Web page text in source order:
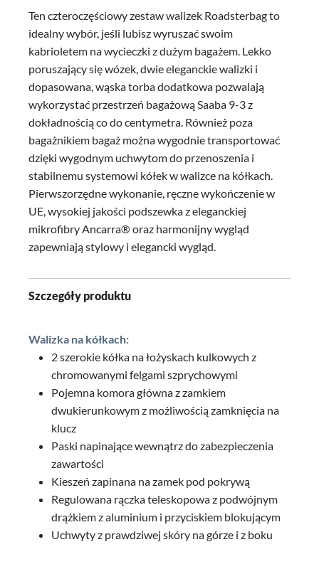
Ten czteroczęściowy zestaw walizek Roadsterbag to
idealny wybór, jeśli lubisz wyruszać swoim
kabrioletem na wycieczki z dużym bagażem. Lekko
poruszający się wózek, dwie eleganckie walizki i
dopasowana, wąska torba dodatkowa pozwalają
wykorzystać przestrzeń bagażową Saaba 9-3 z
dokładnością co do centymetra. Również poza
bagażnikiem bagaż można wygodnie transportować
dzięki wygodnym uchwytom do przenoszenia i
stabilnemu systemowi kółek w walizce na kółkach.
Pierwszorzędne wykonanie, ręczne wykończenie w
UE, wysokiej jakości podszewka z eleganckiej
mikrofibry Ancarra® oraz harmonijny wygląd
zapewniają stylowy i elegancki wygląd.
Szczegóły produktu
Walizka na kółkach:
2 szerokie kółka na łożyskach kulkowych z
chromowanymi felgami szprychowymi
Pojemna komora główna z zamkiem
dwukierunkowym z możliwością zamknięcia na
klucz
Paski napinające wewnątrz do zabezpieczenia
zawartości
Kieszeń zapinana na zamek pod pokrywą
Regulowana rączka teleskopowa z podwójnym
drążkiem z aluminium i przyciskiem blokującym
Uchwyty z prawdziwej skóry na górze i z boku